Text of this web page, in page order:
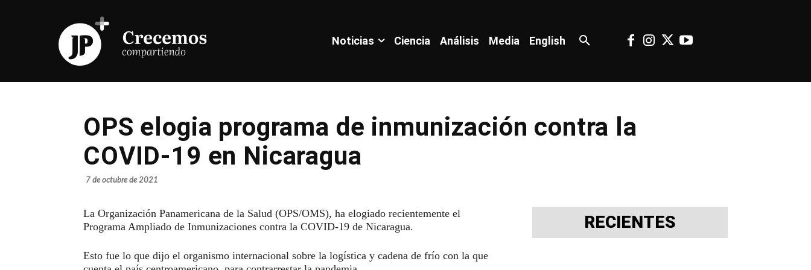
Noticias Ciencia Análisis Media English
OPS elogia programa de inmunización contra la
COVID-19 en Nicaragua
7 de octubre de 2021
La Organización Panamericana de la Salud (OPS/OMS), ha elogiado recientemente el
Programa Ampliado de Inmunizaciones contra la COVID-19 de Nicaragua.
Esto fue lo que dijo el organismo internacional sobre la logística y cadena de frío con la que
RECIENTES